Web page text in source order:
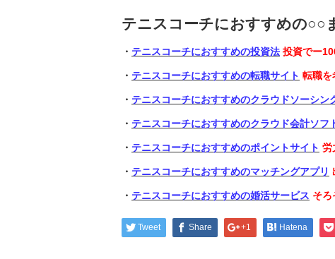
テニスコーチにおすすめの○○
・ テニスコーチにおすすめの投資法 投資でー
・ テニスコーチにおすすめの転職サイト 転職を
・ テニスコーチにおすすめのクラウドソーシン
・ テニスコーチにおすすめのクラウド会計ソフ
・ テニスコーチにおすすめのポイントサイト 労
・ テニスコーチにおすすめのマッチングアプリ
・ テニスコーチにおすすめの婚活サービス そろ
Tweet Share +1 Hatena